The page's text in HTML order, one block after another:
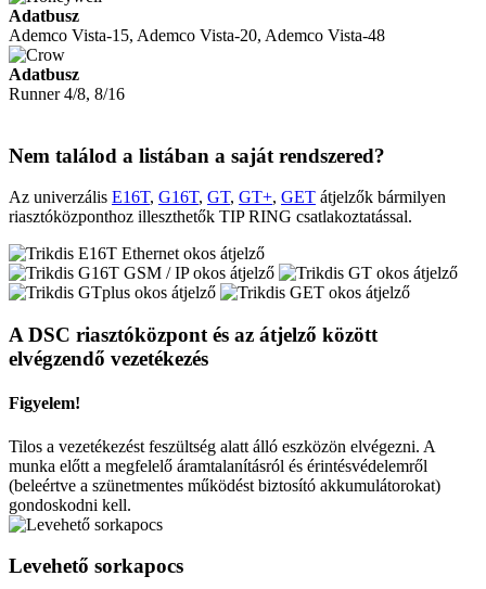
Adatbusz
Ademco Vista-15, Ademco Vista-20, Ademco Vista-48
Adatbusz
Runner 4/8, 8/16
Nem találod a listában a saját rendszered?
Az univerzális E16T, G16T, GT, GT+, GET átjelzők bármilyen
riasztóközponthoz illeszthetők TIP RING csatlakoztatással.
A DSC riasztóközpont és az átjelző között
elvégzendő vezetékezés
Figyelem!
Tilos a vezetékezést feszültség alatt álló eszközön elvégezni. A
munka előtt a megfelelő áramtalanításról és érintésvédelemről
(beleértve a szünetmentes működést biztosító akkumulátorokat)
gondoskodni kell.
Levehető sorkapocs